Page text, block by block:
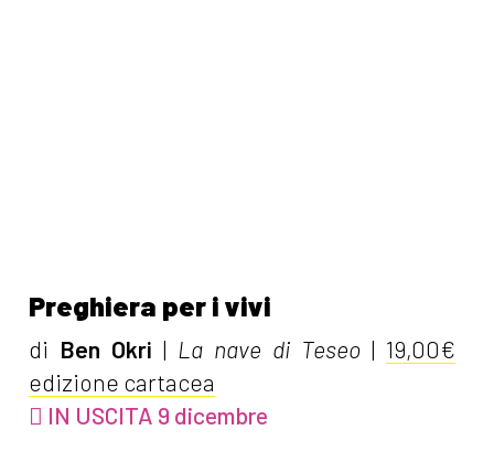
Preghiera per i vivi
di Ben Okri| La nave di Teseo | 19,00€
edizione cartacea
IN USCITA 9 dicembre